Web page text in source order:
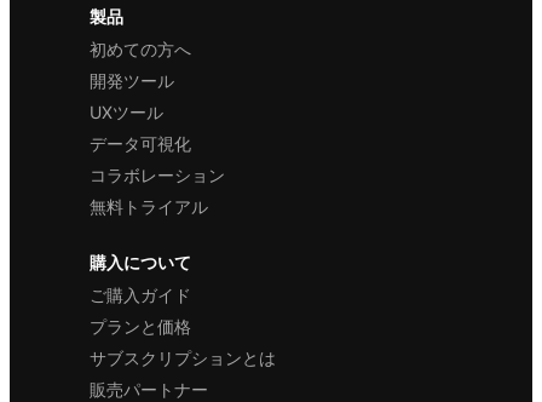
製品
初めての方へ
開発ツール
UXツール
データ可視化
コラボレーション
無料トライアル
購入について
ご購入ガイド
プランと価格
サブスクリプションとは
販売パートナー